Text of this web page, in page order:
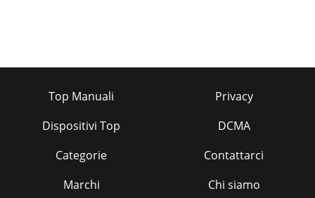
Top Manuali
Dispositivi Top
Categorie
Marchi
Privacy
DCMA
Contattarci
Chi siamo